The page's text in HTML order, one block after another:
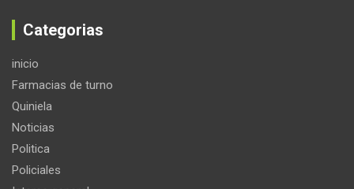
Categorias
inicio
Farmacias de turno
Quiniela
Noticias
Politica
Policiales